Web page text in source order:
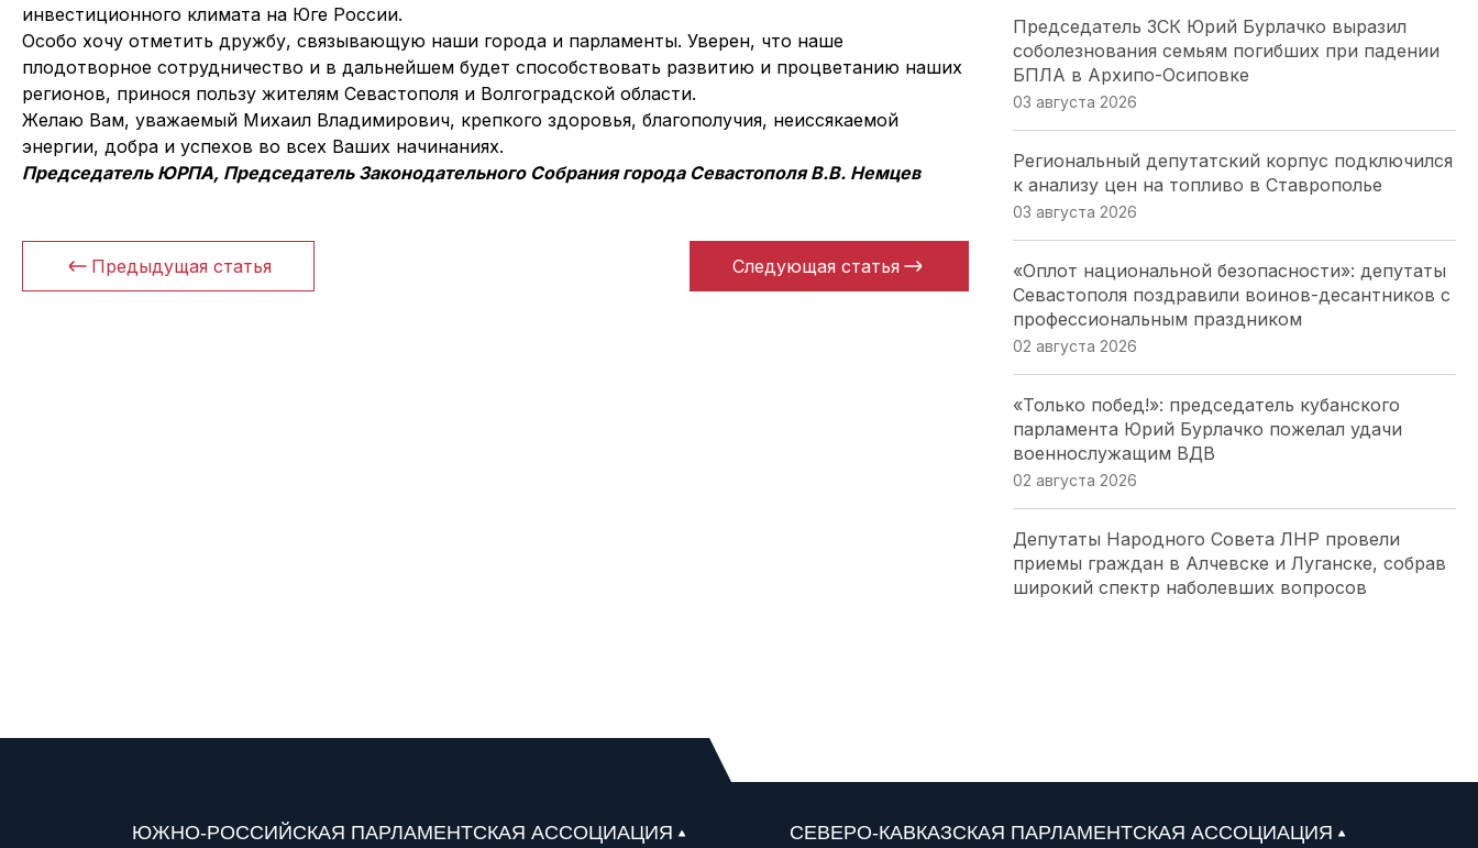
инвестиционного климата на Юге России.
Особо хочу отметить дружбу, связывающую наши города и парламенты. Уверен, что наше
плодотворное сотрудничество и в дальнейшем будет способствовать развитию и процветанию наших
регионов, принося пользу жителям Севастополя и Волгоградской области.
Желаю Вам, уважаемый Михаил Владимирович, крепкого здоровья, благополучия, неиссякаемой
энергии, добра и успехов во всех Ваших начинаниях.
Председатель ЮРПА, Председатель Законодательного Собрания города Севастополя В.В. Немцев
Предыдущая статья Следующая статья
Председатель ЗСК Юрий Бурлачко выразил
соболезнования семьям погибших при падении
БПЛА в Архипо-Осиповке
03 августа 2026
Региональный депутатский корпус подключился
к анализу цен на топливо в Ставрополье
03 августа 2026
«Оплот национальной безопасности»: депутаты
Севастополя поздравили воинов-десантников с
профессиональным праздником
02 августа 2026
«Только побед!»: председатель кубанского
парламента Юрий Бурлачко пожелал удачи
военнослужащим ВДВ
02 августа 2026
Депутаты Народного Совета ЛНР провели
приемы граждан в Алчевске и Луганске, собрав
широкий спектр наболевших вопросов
Севастопольские депутаты проверили работу
заправках
ЮЖНО-РОССИЙСКАЯ ПАРЛАМЕНТСКАЯ АССОЦИАЦИЯ
СЕВЕРО-КАВКАЗСКАЯ ПАРЛАМЕНТСКАЯ АССОЦИАЦИЯ